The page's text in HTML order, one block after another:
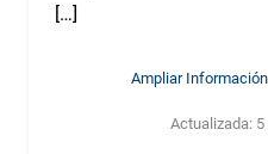
[…]
Ampliar
Actualizada: